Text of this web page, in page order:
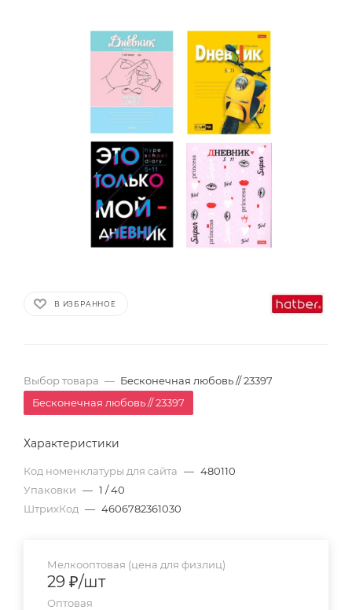
В ИЗБРАННОЕ
Выбор товара — Бесконечная любовь // 23397
Бесконечная любовь // 23397
Характеристики
Код номенклатуры для сайта — 480110
Упаковки — 1 / 40
ШтрихКод — 4606782361030
Мелкооптовая (цена для физлиц)
29 ₽/шт
Оптовая